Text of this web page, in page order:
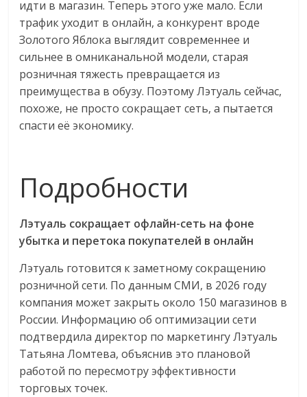
идти в магазин. Теперь этого уже мало. Если
трафик уходит в онлайн, а конкурент вроде
Золотого Яблока выглядит современнее и
сильнее в омниканальной модели, старая
розничная тяжесть превращается из
преимущества в обузу. Поэтому Лэтуаль сейчас,
похоже, не просто сокращает сеть, а пытается
спасти её экономику.
Подробности
Лэтуаль сокращает офлайн-сеть на фоне
убытка и перетока покупателей в онлайн
Лэтуаль готовится к заметному сокращению
розничной сети. По данным СМИ, в 2026 году
компания может закрыть около 150 магазинов в
России. Информацию об оптимизации сети
подтвердила директор по маркетингу Лэтуаль
Татьяна Ломтева, объяснив это плановой
работой по пересмотру эффективности
торговых точек.